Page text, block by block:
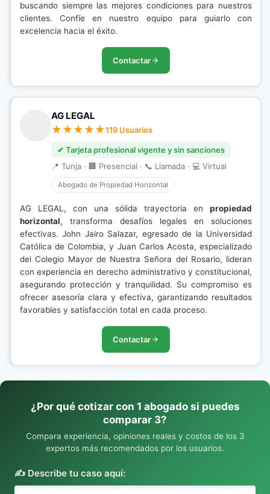
buscando siempre las mejores condiciones para nuestros
clientes. Confíe en nuestro equipo para guiarlo con
excelencia hacia el éxito.
Contactar
AG LEGAL
119 Usuarios
✔ Tarjeta profesional vigente y sin sanciones
📍 Tunja · 🏢 Presencial · 📞 Llamada · 💻 Virtual
Abogado de Propiedad Horizontal
AG LEGAL, con una sólida trayectoria en propiedad
horizontal, transforma desafíos legales en soluciones
efectivas. John Jairo Salazar, egresado de la Universidad
Católica de Colombia, y Juan Carlos Acosta, especializado
del Colegio Mayor de Nuestra Señora del Rosario, lideran
con experiencia en derecho administrativo y constitucional,
asegurando protección y tranquilidad. Su compromiso es
ofrecer asesoría clara y efectiva, garantizando resultados
favorables y satisfacción total en cada proceso.
Contactar
¿Por qué cotizar con 1 abogado si puedes
comparar 3?
Compara experiencia, opiniones reales y costos de los 3
expertos más recomendados por los usuarios.
✍️ Describe tu caso aquí: